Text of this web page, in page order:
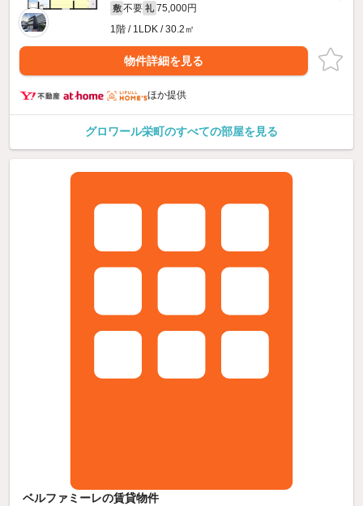
敷 不要 礼 75,000円
1階 / 1LDK / 30.2㎡
物件詳細を見る
ほか提供
グロワール栄町のすべての部屋を見る
ベルファミーレの賃貸物件